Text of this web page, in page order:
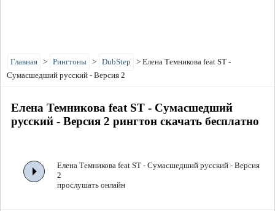
Главная > Рингтоны > DubStep > Елена Темникова feat ST -
Сумасшедший русский - Версия 2
Елена Темникова feat ST - Сумасшедший
русский - Версия 2 рингтон скачать бесплатно
Елена Темникова feat ST - Сумасшедший русский - Версия
2
прослушать онлайн